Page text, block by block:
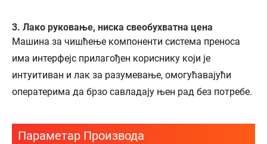
3. Лако руковање, ниска свеобухватна цена
Машина за чишћење компоненти система преноса
има интерфејс прилагођен кориснику који је
интуитиван и лак за разумевање, омогућавајући
оператерима да брзо савладају њен рад без потребе.
Параметар Производа